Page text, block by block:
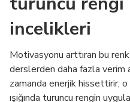
incelikleri
Motivasyonu arttıran bu
derslerden daha fazla verim
zamanda enerjik hissettirir;
ışığında turuncu rengin